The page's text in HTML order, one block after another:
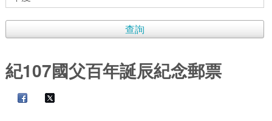
紀107國父百年誕辰紀念郵票